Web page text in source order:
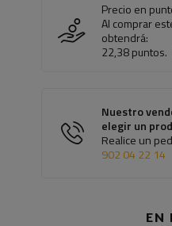
Precio en
Al comprar
obtendrá:
22,38 puntos.
Nuestro
elegir un
Realice un
902 04 22 14
EN